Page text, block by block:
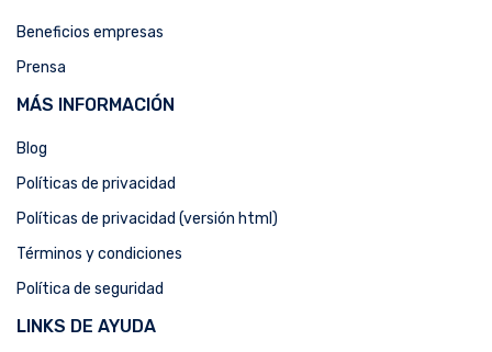
Beneficios empresas
Prensa
MÁS INFORMACIÓN
Blog
Políticas de privacidad
Políticas de privacidad (versión html)
Términos y condiciones
Política de seguridad
LINKS DE AYUDA